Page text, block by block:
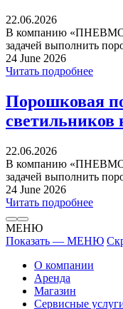
22.06.2026
В компанию
задачей выполнить
24 June 2026
Читать подробнее
Порошковая
светильников
22.06.2026
В компанию
задачей выполнить
24 June 2026
Читать подробнее
МЕНЮ
Показать — МЕНЮ
О компании
Аренда
Магазин
Сервисные